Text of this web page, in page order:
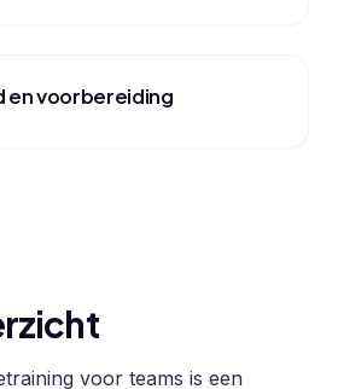
en voorbereiding
voor teams is een